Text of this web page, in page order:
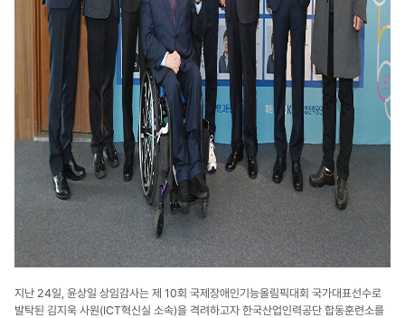
지난 24일, 윤상일 상임감사는 제 10회 국제장애인기능올림픽대회 국가대표선수로
발탁된 김지욱 사원(ICT혁신실 소속)을 격려하고자 한국산업인력공단 합동훈련소를